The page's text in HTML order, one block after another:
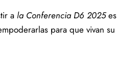
a la Conferencia D6 2025es
para que vivan